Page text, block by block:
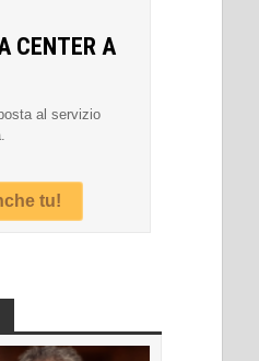
CENTER A
al servizio
tu!